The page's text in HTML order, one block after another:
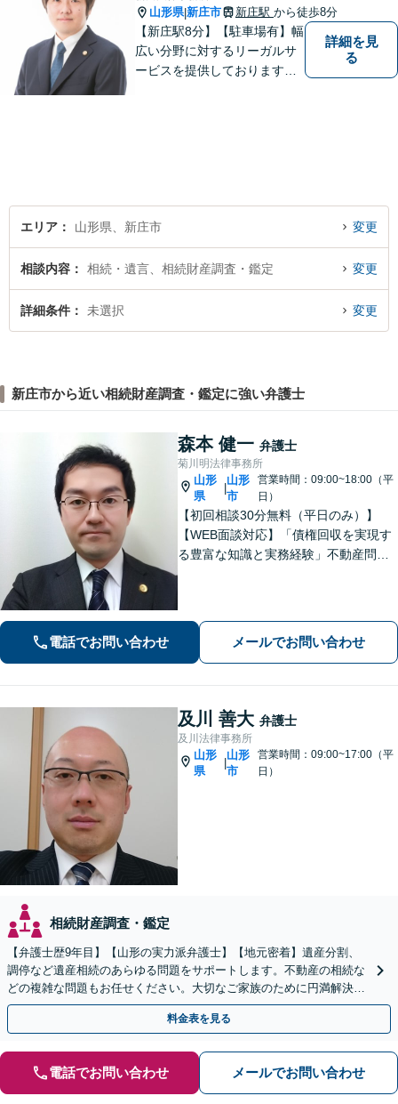
山形県|新庄市 新庄駅 から徒歩8分
【新庄駅8分】【駐車場有】幅
広い分野に対するリーガルサ
ービスを提供しております。
い。
詳細を見
る
エリア 山形県、新庄市 変更
相談内容 相続・遺言、相続財産調査・鑑定 変更
詳細条件 未選択 変更
新庄市から近い相続財産調査・鑑定に強い弁護士
森本 健一 弁護士
菊川明法律事務所
山形
県
|
山形
市
営業時間：09:00~18:00（平
日）
【初回相談30分無料（平日のみ）】
【WEB面談対応】「債権回収を実現す
る豊富な知識と実務経験」不動産問
【休日・夜間相談可】
電話でお問い合わせ メールでお問い合わせ
及川 善大 弁護士
及川法律事務所
山形
県
|
山形
市
営業時間：09:00~17:00（平
日）
相続財産調査・鑑定
【弁護士歴9年目】【山形の実力派弁護士】【地元密着】遺産分割、
調停など遺産相続のあらゆる問題をサポートします。不動産の相続な
どの複雑な問題もお任せください。大切なご家族のために円満解決を
目指します】
料金表を見る
電話でお問い合わせ メールでお問い合わせ